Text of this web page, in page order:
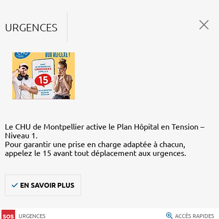
URGENCES
Le CHU de Montpellier active le Plan Hôpital en Tension –
Niveau 1.
Pour garantir une prise en charge adaptée à chacun,
appelez le 15 avant tout déplacement aux urgences.
EN SAVOIR PLUS
URGENCES ACCÈS RAPIDES